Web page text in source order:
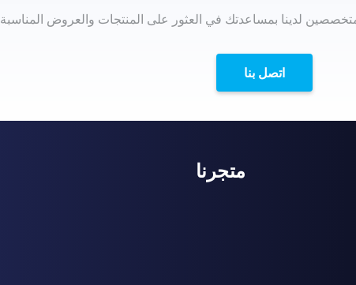
لدينا بمساعدتك في العثور على المنتجات والعروض المناسبة
اتصل بنا
متجرنا